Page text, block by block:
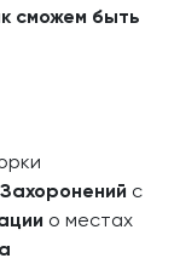
сможем быть
с
о местах